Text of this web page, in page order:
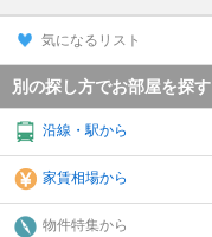
気になるリスト
別の探し方でお部屋を探す
沿線・駅から
家賃相場から
物件特集から